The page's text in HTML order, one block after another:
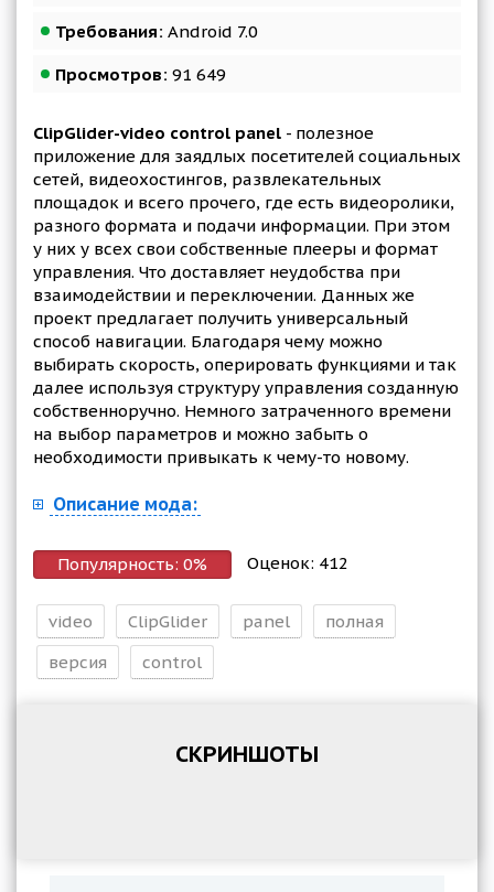
Требования: Android 7.0
Просмотров: 91 649
ClipGlider-video control panel - полезное
приложение для заядлых посетителей социальных
сетей, видеохостингов, развлекательных
площадок и всего прочего, где есть видеоролики,
разного формата и подачи информации. При этом
у них у всех свои собственные плееры и формат
управления. Что доставляет неудобства при
взаимодействии и переключении. Данных же
проект предлагает получить универсальный
способ навигации. Благодаря чему можно
выбирать скорость, оперировать функциями и так
далее используя структуру управления созданную
собственноручно. Немного затраченного времени
на выбор параметров и можно забыть о
необходимости привыкать к чему-то новому.
Описание мода:
Популярность: 0% Оценок: 412
video ClipGlider panel
полная
версия
control
СКРИНШОТЫ